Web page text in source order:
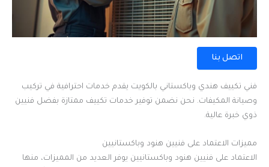
اتصل بنا
فني تكييف هندي وباكستاني بالكويت يقدم خدمات احترافية في تركيب
وصيانة المكيفات. نحن نضمن توفير خدمات تكييف ممتازة بفضل فنيين
ذوي خبرة عالية.
مميزات الاعتماد على فنيين هنود وباكستانيين
الاعتماد على فنيين هنود وباكستانيين يوفر العديد من المميزات، منها